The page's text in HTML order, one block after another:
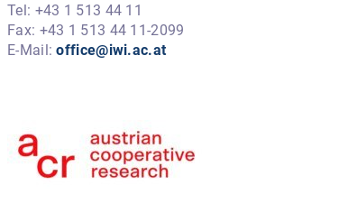
Tel: +43 1 513 44 11
Fax: +43 1 513 44 11-2099
E-Mail:office@iwi.ac.at